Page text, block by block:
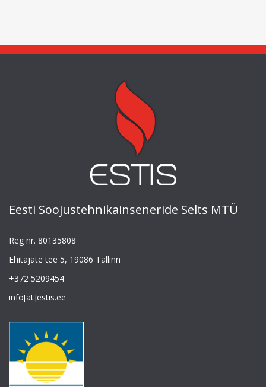
Eesti Soojustehnikainseneride Selts MTÜ
Reg nr. 80135808
Ehitajate tee 5, 19086 Tallinn
+372 5209454
info[at]estis.ee